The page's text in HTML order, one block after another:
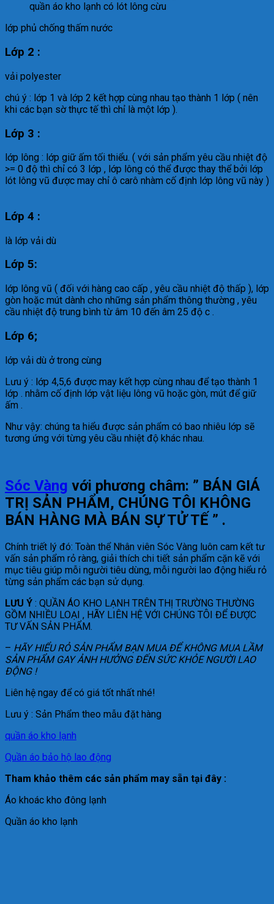
quần áo kho lạnh có lót lông cừu
lớp phủ chống thấm nước
Lớp 2 :
vải polyester
chú ý : lớp 1 và lớp 2 kết hợp cùng nhau tạo thành 1 lớp ( nên
khi các bạn sờ thực tế thì chỉ là một lớp ).
Lớp 3 :
lớp lông : lớp giữ ấm tối thiểu. ( với sản phẩm yêu cầu nhiệt độ
>= 0 độ thì chỉ có 3 lớp , lớp lông có thể được thay thể bởi lớp
lót lông vũ được may chỉ ô carô nhàm cố định lớp lông vũ này )
Lớp 4 :
là lớp vải dù
Lớp 5:
lớp lông vũ ( đối với hàng cao cấp , yêu cầu nhiệt độ thấp ), lớp
gòn hoặc mút dành cho những sản phẩm thông thường , yêu
cầu nhiệt độ trung bình từ âm 10 đến âm 25 độ c .
Lớp 6;
lớp vải dù ở trong cùng
Lưu ý : lớp 4,5,6 được may kết hợp cùng nhau để tạo thành 1
lớp . nhằm cố định lớp vật liệu lông vũ hoặc gòn, mút để giữ
ấm .
Như vậy: chúng ta hiểu được sản phẩm có bao nhiêu lớp sẽ
tương ứng với từng yêu cầu nhiệt độ khác nhau.
Sóc Vàng với phương châm: ” BÁN GIÁ
TRỊ SẢN PHẨM, CHÚNG TÔI KHÔNG
BÁN HÀNG MÀ BÁN SỰ TỬ TẾ ” .
Chính triết lý đó: Toàn thể Nhân viên Sóc Vàng luôn cam kết tư
vấn sản phẩm rỏ ràng, giải thích chi tiết sản phẩm cặn kẽ với
mục tiêu giúp mỗi người tiêu dùng, mỗi người lao động hiểu rỏ
từng sản phẩm các bạn sử dụng.
LƯU Ý : QUẦN ÁO KHO LẠNH TRÊN THỊ TRƯỜNG THƯỜNG
GỒM NHIỀU LOẠI , HÃY LIÊN HỆ VỚI CHÚNG TÔI ĐỂ ĐƯỢC
TƯ VẤN SẢN PHẨM.
– HÃY HIỂU RỎ SẢN PHẨM BẠN MUA ĐỂ KHÔNG MUA LẦM
SẢN PHẨM GAY ẢNH HƯỞNG ĐẾN SỨC KHỎE NGƯỜI LAO
ĐỘNG !
Liên hệ ngay để có giá tốt nhất nhé!
Lưu ý : Sản Phẩm theo mẫu đặt hàng
quần áo kho lạnh
Quần áo bảo hộ lao động
Tham khảo thêm các sản phẩm may sẵn tại đây :
Áo khoác kho đông lạnh
Quần áo kho lạnh